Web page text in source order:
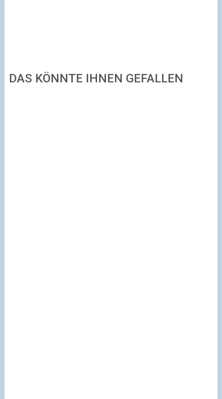
DAS KÖNNTE IHNEN GEFALLEN